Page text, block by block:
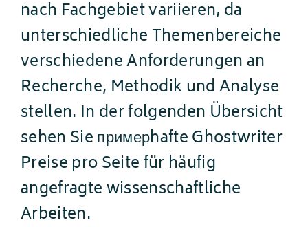
nach Fachgebiet variieren, da
unterschiedliche Themenbereiche
verschiedene Anforderungen an
Recherche, Methodik und Analyse
stellen. In der folgenden Übersicht
sehen Sie примерhafte Ghostwriter
Preise pro Seite für häufig
angefragte wissenschaftliche
Arbeiten.